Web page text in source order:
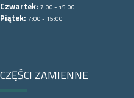
Czwartek: 7:00 - 15:00
Piątek: 7:00 - 15:00
CZĘŚCI ZAMIENNE